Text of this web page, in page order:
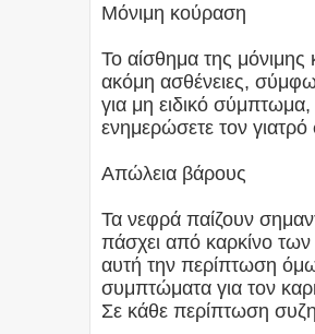
Μόνιμη κούραση
Το αίσθημα της
ακόμη ασθένειες,
για μη ειδικό
ενημερώσετε τον γιατρό
Απώλεια βάρους
Τα νεφρά παίζουν
πάσχει από καρκίνο
αυτή την περίπτωση
συμπτώματα για τον
Σε κάθε περίπτωση